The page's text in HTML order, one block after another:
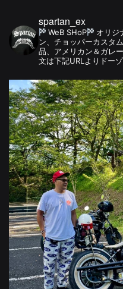
spartan_ex
WeB SHoP
オリジ
ン、チョッパーカスタ
品、アメリカン＆ガレ
文は下記URLよりドーゾ